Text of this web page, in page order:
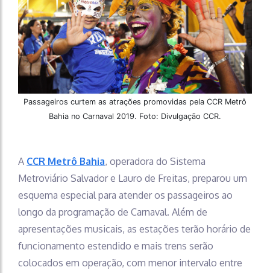
Passageiros curtem as atrações promovidas pela CCR Metrô
Bahia no Carnaval 2019. Foto: Divulgação CCR.
A CCR Metrô Bahia, operadora do Sistema
Metroviário Salvador e Lauro de Freitas, preparou um
esquema especial para atender os passageiros ao
longo da programação de Carnaval. Além de
apresentações musicais, as estações terão horário de
funcionamento estendido e mais trens serão
colocados em operação, com menor intervalo entre